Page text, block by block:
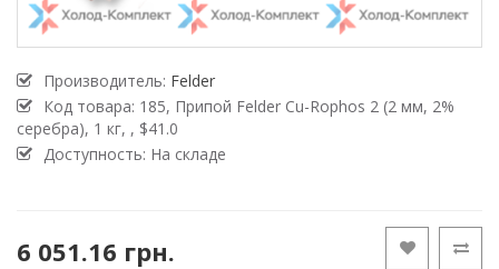
Производитель: Felder
Код товара: 185, Припой Felder Cu-Rophos 2 (2 мм, 2%
серебра), 1 кг, , $41.0
Доступность: На складе
6 051.16 грн.